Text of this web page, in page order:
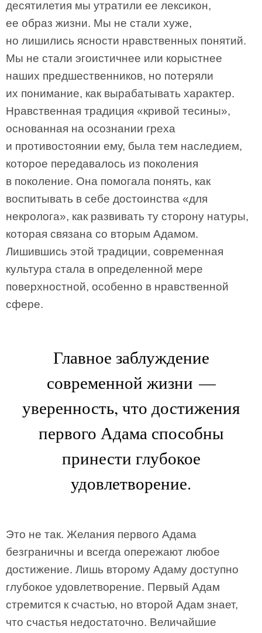
десятилетия мы утратили ее лексикон,
ее образ жизни. Мы не стали хуже,
но лишились ясности нравственных понятий.
Мы не стали эгоистичнее или корыстнее
наших предшественников, но потеряли
их понимание, как вырабатывать характер.
Нравственная традиция «кривой тесины»,
основанная на осознании греха
и противостоянии ему, была тем наследием,
которое передавалось из поколения
в поколение. Она помогала понять, как
воспитывать в себе достоинства «для
некролога», как развивать ту сторону натуры,
которая связана со вторым Адамом.
Лишившись этой традиции, современная
культура стала в определенной мере
поверхностной, особенно в нравственной
сфере.
Главное заблуждение
современной жизни —
уверенность, что достижения
первого Адама способны
принести глубокое
удовлетворение.
Это не так. Желания первого Адама
безграничны и всегда опережают любое
достижение. Лишь второму Адаму доступно
глубокое удовлетворение. Первый Адам
стремится к счастью, но второй Адам знает,
что счастья недостаточно. Величайшие